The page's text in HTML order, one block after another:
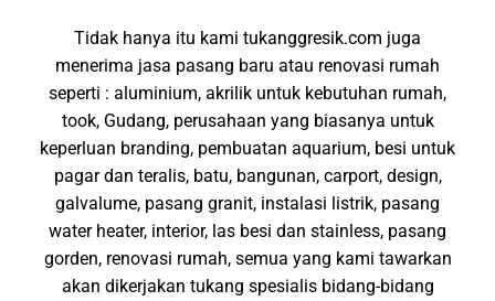
Tidak hanya itu kami tukanggresik.com juga
menerima jasa pasang baru atau renovasi rumah
seperti : aluminium, akrilik untuk kebutuhan rumah,
took, Gudang, perusahaan yang biasanya untuk
keperluan branding, pembuatan aquarium, besi untuk
pagar dan teralis, batu, bangunan, carport, design,
galvalume, pasang granit, instalasi listrik, pasang
water heater, interior, las besi dan stainless, pasang
gorden, renovasi rumah, semua yang kami tawarkan
akan dikerjakan tukang spesialis bidang-bidang